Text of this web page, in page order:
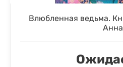
Влюбленная ведьма.
Анна